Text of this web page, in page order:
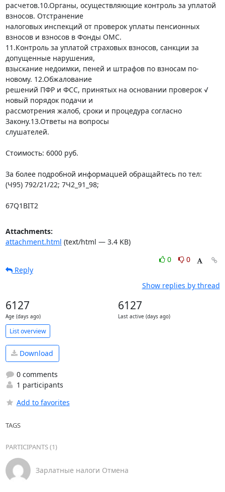
расчетов.10.Органы, осуществляющие контроль за уплатой
взносов. Отстранение
налоговых инспекций от проверок уплаты пенсионных
взносов и взносов в Фонды ОМС.
11.Контроль за уплатой страховых взносов, санкции за
допущенные нарушения,
взыскание недоимки, пеней и штрафов по взносам по-
новому. 12.Обжалование
решений ПФР и ФСС, принятых на основании проверок √
новый порядок подачи и
рассмотрения жалоб, сроки и процедура согласно
Закону.13.Ответы на вопросы
слушателей.
Cтоимоcть: 6000 руб.
За более подробной информацuей обpащайтеcь по тел:
(Ч95) 792/21/22; 7Ч2_91_98;
67Q1BIT2
Attachments:
attachment.html (text/html — 3.4 KB)
0
0
Reply
Show replies by thread
6127
Age (days ago)
6127
Last active (days ago)
List overview
Download
0 comments
1 participants
Add to favorites
TAGS
PARTICIPANTS (1)
Зарлатные налоги Отмена